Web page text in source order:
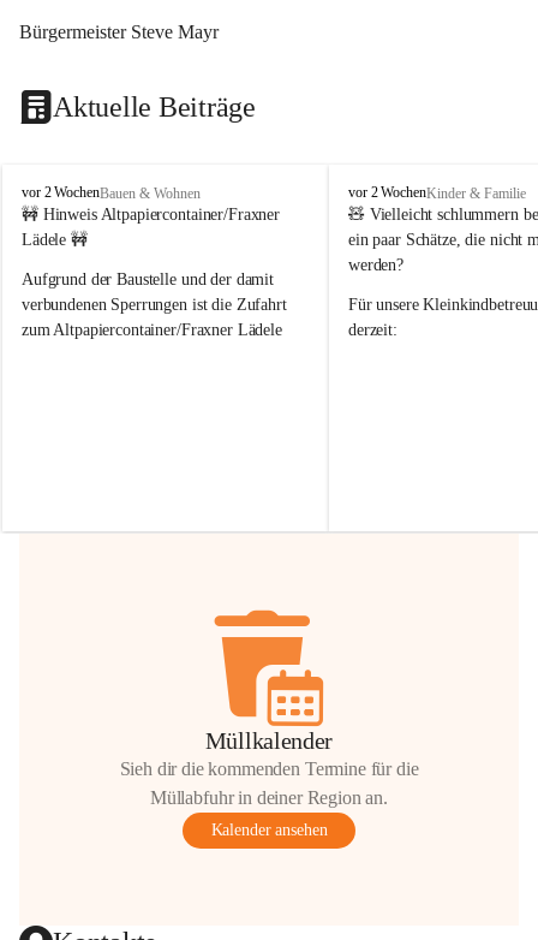
Bürgermeister Steve Mayr
Aktuelle Beiträge
F
r
a
e
r
n
vor 2 WochenBauen & Wohnen
🚧 Hinweis Altpapiercontainer/Fraxner
Lädele 🚧
Aufgrund der Baustelle und der damit
verbundenen Sperrungen ist die Zufahrt
zum Altpapiercontainer/Fraxner Lädele
Hilfsbereitschaft!
F
r
a
x
r
n
vor 2 WochenKinder & Familie
🧸 Vielleicht schlummern
ein paar Schätze, die nicht
werden?
Für unsere
derzeit:
Müllkalender
Sieh dir die kommenden Termine für die
Müllabfuhr in deiner Region an.
Kalender ansehen